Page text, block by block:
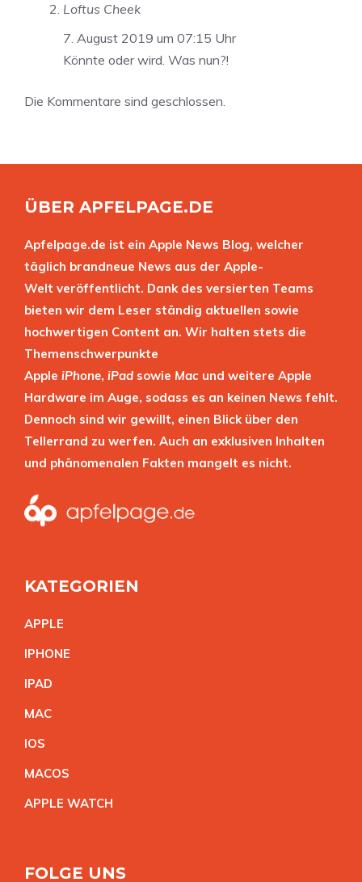
Loftus Cheek
7. August 2019 um 07:15 Uhr
Könnte oder wird. Was nun?!
Die Kommentare sind geschlossen.
ÜBER APFELPAGE.DE
Apfelpage.de ist ein Apple News Blog, welcher
täglich brandneue News aus der Apple-
Welt veröffentlicht. Dank des versierten Teams
bieten wir dem Leser ständig aktuellen sowie
hochwertigen Content an. Wir halten stets die
Themenschwerpunkte
Apple iPhone, iPad sowie Mac und weitere Apple
Hardware im Auge, sodass es an keinen News fehlt.
Dennoch sind wir gewillt, einen Blick über den
Tellerrand zu werfen. Auch an exklusiven Inhalten
und phänomenalen Fakten mangelt es nicht.
KATEGORIEN
APPLE
IPHONE
IPAD
MAC
IOS
MACOS
APPLE WATCH
FOLGE UNS